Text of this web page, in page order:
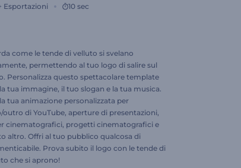
Esportazioni 10 sec
come le tende di velluto si svelano
permettendo al tuo logo di salire sul
Personalizza questo spettacolare template
tua immagine, il tuo slogan e la tua musica.
tua animazione personalizzata per
outro di YouTube, aperture di presentazioni,
cinematografici, progetti cinematografici e
altro. Offri al tuo pubblico qualcosa di
Prova subito il logo con le tende di
che si aprono!